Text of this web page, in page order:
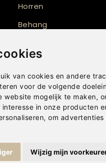
van cookies en andere
voor de volgende
website mogelijk te maken,
interesse in onze producten
, om
Wijzig mijn
Horren
Behang
Shutters